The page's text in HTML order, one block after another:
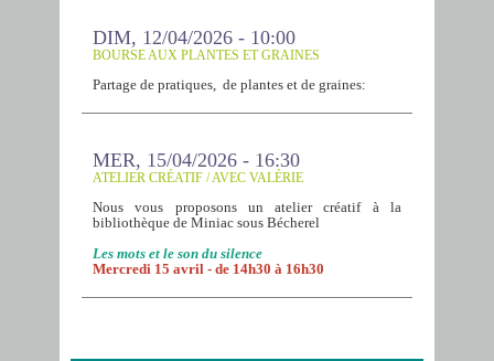
DIM, 12/04/2026 - 10:00
BOURSE AUX PLANTES ET GRAINES
Partage de pratiques, de plantes et de graines:
MER, 15/04/2026 - 16:30
ATELIER CRÉATIF / AVEC VALÉRIE
Nous vous proposons un atelier créatif à la
bibliothèque de Miniac sous Bécherel
Les mots et le son du silence
Mercredi 15 avril - de 14h30 à 16h30